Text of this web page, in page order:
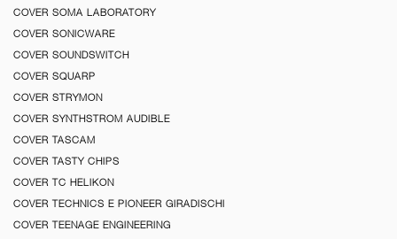
COVER SOMA LABORATORY
COVER SONICWARE
COVER SOUNDSWITCH
COVER SQUARP
COVER STRYMON
COVER SYNTHSTROM AUDIBLE
COVER TASCAM
COVER TASTY CHIPS
COVER TC HELIKON
COVER TECHNICS E PIONEER GIRADISCHI
COVER TEENAGE ENGINEERING